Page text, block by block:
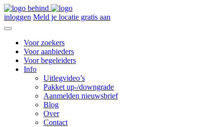
inloggen Meld je locatie gratis aan
Voor zoekers
Voor aanbieders
Voor begeleiders
Info
Uitlegvideo’s
Pakket up-/downgrade
Aanmelden nieuwsbrief
Blog
Over
Contact